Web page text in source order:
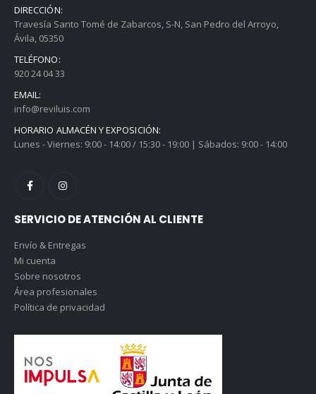
DIRECCIÓN:
Travesía Santo Tomé de Zabarcos, S-N, San Pedro del Arroyo,
Ávila, 05350
TELÉFONO:
920 24 04 33
EMAIL:
info@reviluis.com
HORARIO ALMACÉN Y EXPOSICIÓN:
Lunes - Viernes: 9:00 - 14:00 / 15:30 - 19:00 | Sábados: 9:00 - 14:00
SERVICIO DE ATENCIÓN AL CLIENTE
Envío & Entregas
Mi cuenta
Sobre nosotros
Área profesionales
Política de privacidad